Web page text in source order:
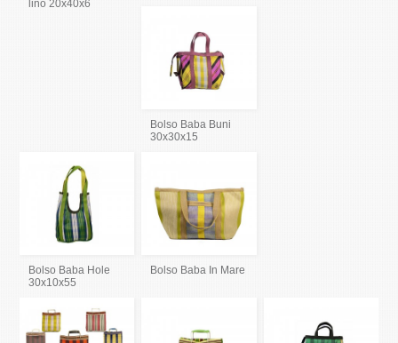
lino 20x40x6
Bolso Baba Buni
30x30x15
Bolso Baba Hole
30x10x55
Bolso Baba In Mare